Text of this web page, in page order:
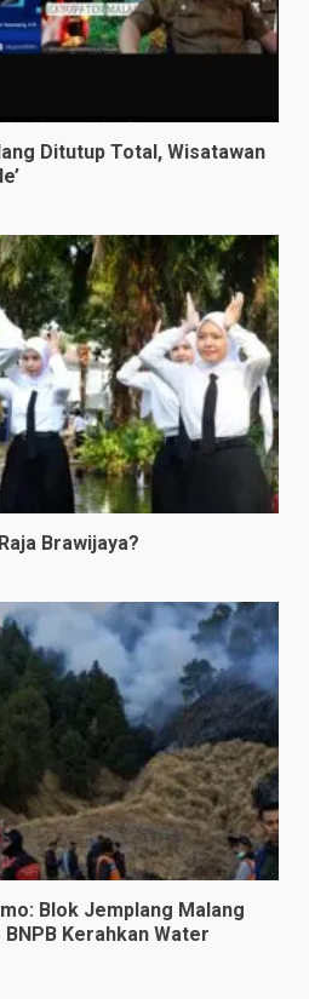
Ditutup Total, Wisatawan
Brawijaya?
Blok Jemplang Malang
Kerahkan Water